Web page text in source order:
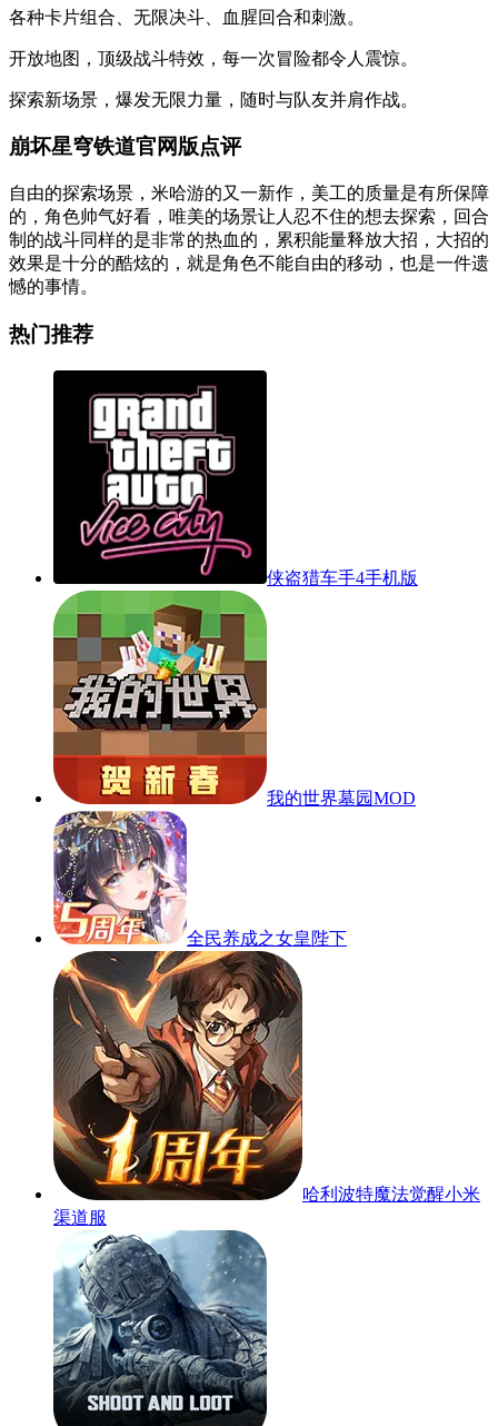
各种卡片组合、无限决斗、血腥回合和刺激。
开放地图，顶级战斗特效，每一次冒险都令人震惊。
探索新场景，爆发无限力量，随时与队友并肩作战。
崩坏星穹铁道官网版点评
自由的探索场景，米哈游的又一新作，美工的质量是有所保障
的，角色帅气好看，唯美的场景让人忍不住的想去探索，回合
制的战斗同样的是非常的热血的，累积能量释放大招，大招的
效果是十分的酷炫的，就是角色不能自由的移动，也是一件遗
憾的事情。
热门推荐
侠盗猎车手4手机版
我的世界墓园MOD
全民养成之女皇陛下
哈利波特魔法觉醒小米
渠道服